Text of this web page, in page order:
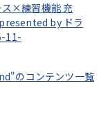
ス×練習機能 充
by ドラ
11-
のコンテンツ一覧